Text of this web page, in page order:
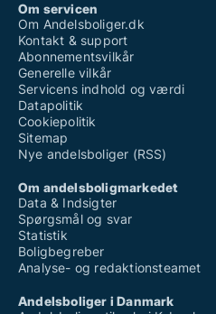
Om servicen
Om Andelsboliger.dk
Kontakt & support
Abonnementsvilkår
Generelle vilkår
Servicens indhold og værdi
Datapolitik
Cookiepolitik
Sitemap
Nye andelsboliger (RSS)
Om andelsboligmarkedet
Data & Indsigter
Spørgsmål og svar
Statistik
Boligbegreber
Analyse- og redaktionsteamet
Andelsboliger i Danmark